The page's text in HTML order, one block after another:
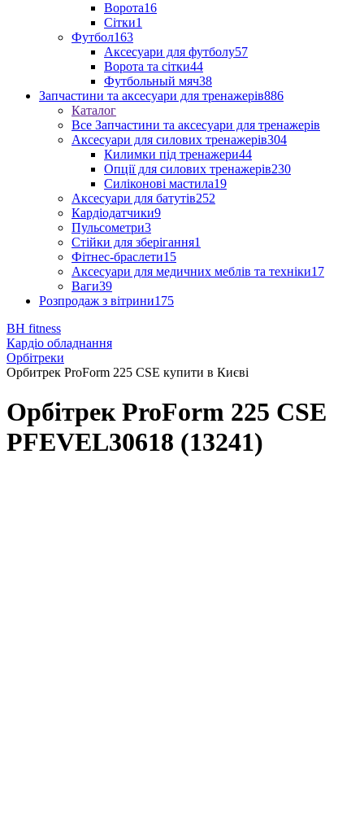
Ворота16
Сітки1
Футбол163
Аксесуари для футболу57
Ворота та сітки44
Футбольный мяч38
Запчастини та аксесуари для тренажерів886
Каталог
Все Запчастини та аксесуари для тренажерів
Аксесуари для силових тренажерів304
Килимки під тренажери44
Опції для силових тренажерів230
Силіконові мастила19
Аксесуари для батутів252
Кардіодатчики9
Пульсометри3
Стійки для зберігання1
Фітнес-браслети15
Аксесуари для медичних меблів та техніки17
Ваги39
Розпродаж з вітрини175
BH fitness
Кардіо обладнання
Орбітреки
Орбитрек ProForm 225 CSE купити в Києві
Орбітрек ProForm 225 CSE
PFEVEL30618 (13241)